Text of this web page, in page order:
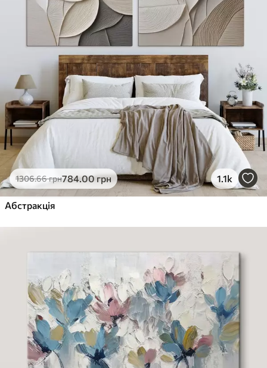
1306.66грн784.00грн 1.1k
Абстракція